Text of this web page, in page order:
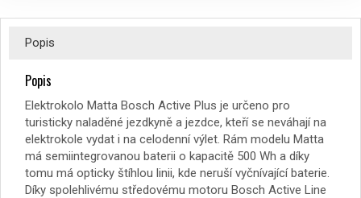
Popis
Popis
Elektrokolo Matta Bosch Active Plus je určeno pro
turisticky naladěné jezdkyně a jezdce, kteří se neváhají na
elektrokole vydat i na celodenní výlet. Rám modelu Matta
má semiintegrovanou baterii o kapacitě 500 Wh a díky
tomu má opticky štíhlou linii, kde neruší vyčnívající baterie.
Díky spolehlivému středovému motoru Bosch Active Line